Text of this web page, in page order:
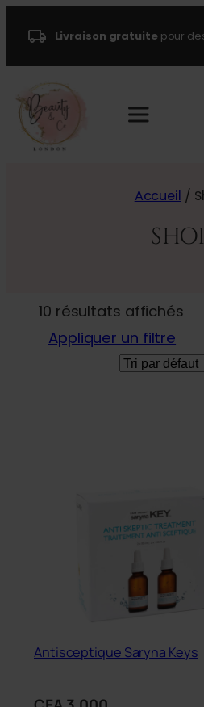
Livraison gratuitepour
Accueil /
10 résultats affichés
Appliquer un filtre
Antisceptique Saryna Keys